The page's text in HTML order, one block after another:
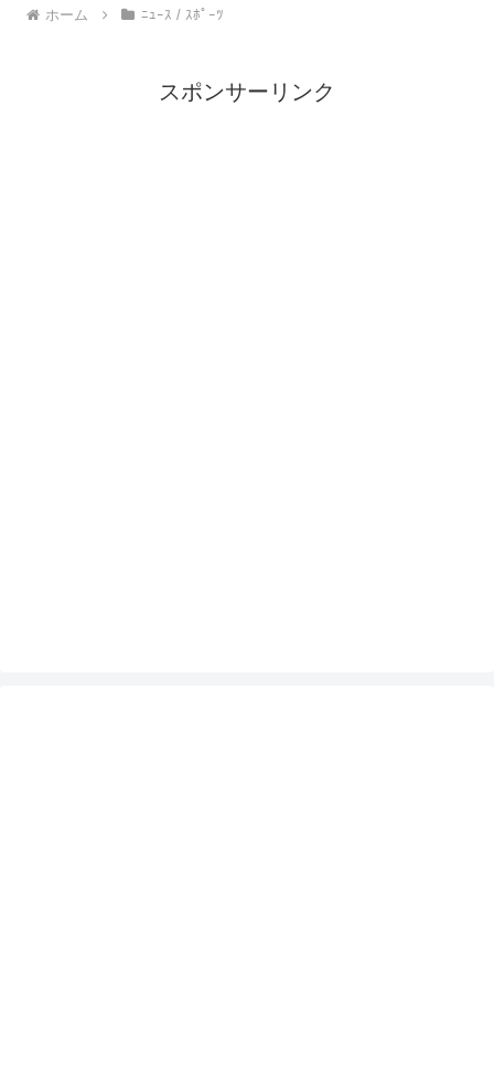
ホーム ﾆｭｰｽ / ｽﾎﾟｰﾂ
スポンサーリンク